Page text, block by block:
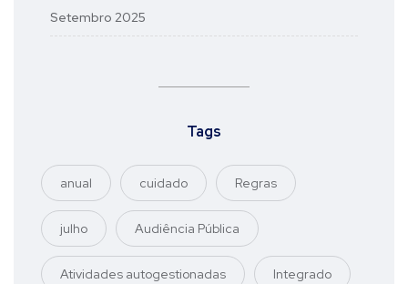
Setembro 2025
Tags
anual cuidado Regras
julho Audiência Pública
Atividades autogestionadas Integrado